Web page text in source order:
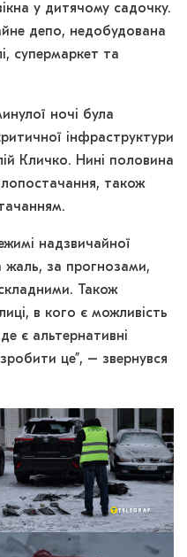
у дитячому садочку.
депо, недобудована
супермаркет та
ночі була
інфраструктури
Кличко. Нині половина
також
надзвичайної
жаль, за прогнозами,
Також
в кого є можливість
є альтернативні
це”, – звернувся